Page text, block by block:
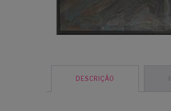
DESCRIÇÃO